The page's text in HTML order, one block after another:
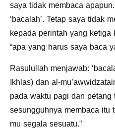
saya tidak membaca
‘bacalah’. Tetap saya tidak
kepada perintah yang
“apa yang harus saya baca
Rasulullah menjawab:
Ikhlas) dan al-
pada waktu pagi dan
sesungguhnya membaca itu
mu segala sesuatu.”